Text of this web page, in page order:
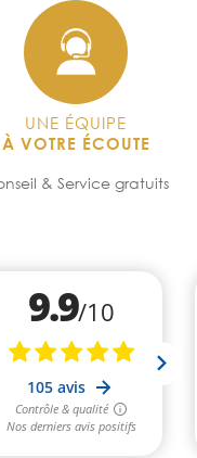
UNE ÉQUIPE
À VOTRE ÉCOUTE
& Service gratuits